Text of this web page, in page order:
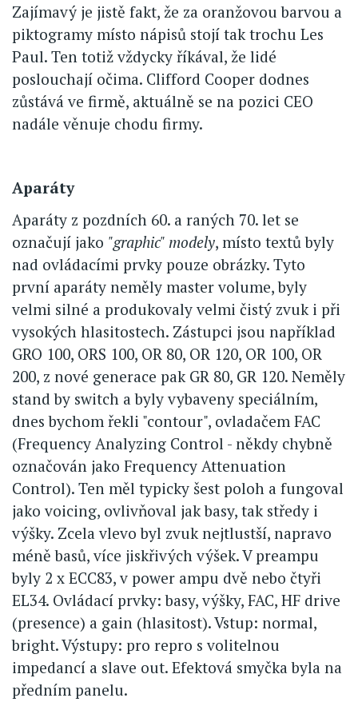
Zajímavý je jistě fakt, že za oranžovou barvou a
piktogramy místo nápisů stojí tak trochu Les
Paul. Ten totiž vždycky říkával, že lidé
poslouchají očima. Clifford Cooper dodnes
zůstává ve firmě, aktuálně se na pozici CEO
nadále věnuje chodu firmy.
Aparáty
Aparáty z pozdních 60. a raných 70. let se
označují jako "graphic" modely, místo textů byly
nad ovládacími prvky pouze obrázky. Tyto
první aparáty neměly master volume, byly
velmi silné a produkovaly velmi čistý zvuk i při
vysokých hlasitostech. Zástupci jsou například
GRO 100, ORS 100, OR 80, OR 120, OR 100, OR
200, z nové generace pak GR 80, GR 120. Neměly
stand by switch a byly vybaveny speciálním,
dnes bychom řekli "contour", ovladačem FAC
(Frequency Analyzing Control - někdy chybně
označován jako Frequency Attenuation
Control). Ten měl typicky šest poloh a fungoval
jako voicing, ovlivňoval jak basy, tak středy i
výšky. Zcela vlevo byl zvuk nejtlustší, napravo
méně basů, více jiskřivých výšek. V preampu
byly 2 x ECC83, v power ampu dvě nebo čtyři
EL34. Ovládací prvky: basy, výšky, FAC, HF drive
(presence) a gain (hlasitost). Vstup: normal,
bright. Výstupy: pro repro s volitelnou
impedancí a slave out. Efektová smyčka byla na
předním panelu.